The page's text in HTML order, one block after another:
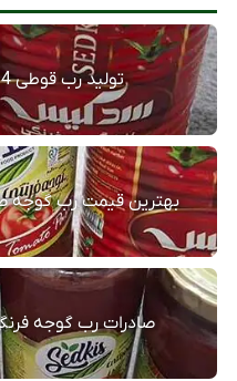
تولید رب قوطی 4 کیلویی و 16 کیلویی
بهترین قیمت رب گوجه
صادرات رب گوجه